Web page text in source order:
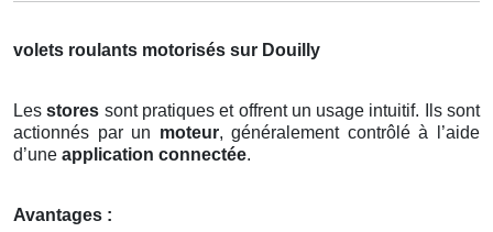
volets roulants motorisés sur Douilly
Lesstores sont pratiques et offrent un usage intuitif. Ils sont
actionnés par un moteur, généralement contrôlé à l’aide
d’une application connectée.
Avantages :